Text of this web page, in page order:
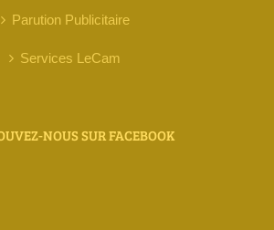
Parution Publicitaire
Services LeCam
NOUS SUR FACEBOOK